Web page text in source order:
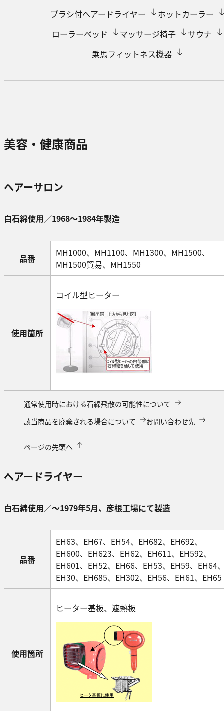
ブラシ付ヘアードライヤー
ホットカーラー
ローラーベッド
マッサージ椅子
サウナ
乗馬フィットネス機器
美容・健康商品
ヘアーサロン
白石綿使用／1968～1984年製造
品番
MH1000、MH1100、MH1300、MH1500、
MH1500貿易、MH1550
使用箇所
コイル型ヒーター
通常使用時における石綿飛散の可能性について
該当商品を廃棄される場合について
お問い合わせ先
ページの先頭へ
ヘアードライヤー
白石綿使用／～1979年5月、彦根工場にて製造
品番
EH63、EH67、EH54、EH682、EH692、
EH600、EH623、EH62、EH611、EH592、
EH601、EH52、EH66、EH53、EH59、EH64
EH30、EH685、EH302、EH56、EH61、EH65
使用箇所
ヒーター基板、遮熱板